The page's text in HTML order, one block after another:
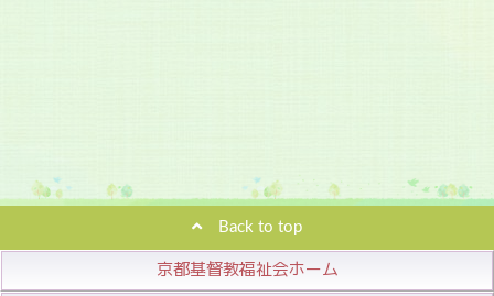
Back to top
京都基督教福祉会ホーム